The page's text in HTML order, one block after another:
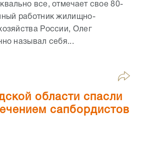
все, отмечает свое 80-
работник жилищно-
России, Олег
называл себя...
области спасли
сапбордистов